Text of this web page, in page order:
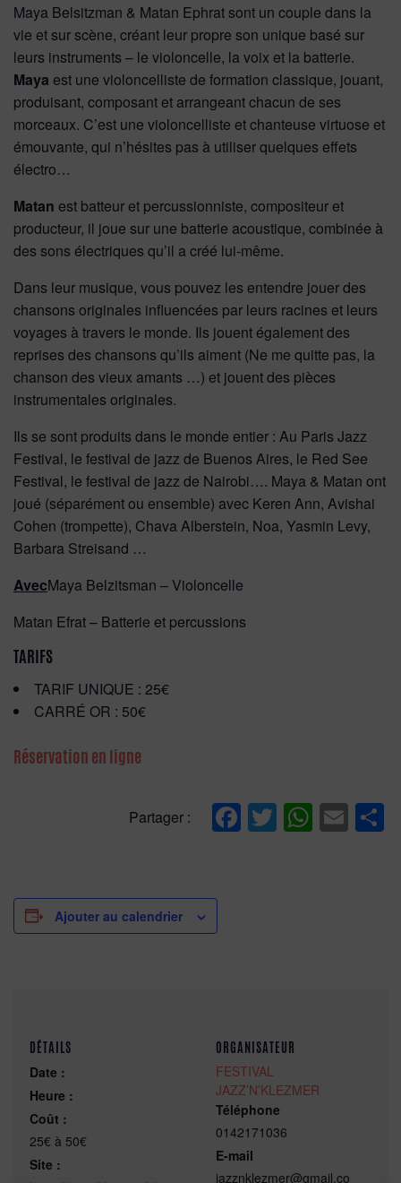
Maya Belsitzman & Matan Ephrat sont un couple dans la
vie et sur scène, créant leur propre son unique basé sur
leurs instruments – le violoncelle, la voix et la batterie.
Maya est une violoncelliste de formation classique, jouant,
produisant, composant et arrangeant chacun de ses
morceaux. C’est une violoncelliste et chanteuse virtuose et
émouvante, qui n’hésites pas à utiliser quelques effets
électro…
Matan est batteur et percussionniste, compositeur et
producteur, il joue sur une batterie acoustique, combinée à
des sons électriques qu’il a créé lui-même.
Dans leur musique, vous pouvez les entendre jouer des
chansons originales influencées par leurs racines et leurs
voyages à travers le monde. Ils jouent également des
reprises des chansons qu’ils aiment (Ne me quitte pas, la
chanson des vieux amants …) et jouent des pièces
instrumentales originales.
Ils se sont produits dans le monde entier : Au Paris Jazz
Festival, le festival de jazz de Buenos Aires, le Red See
Festival, le festival de jazz de Nairobi…. Maya & Matan ont
joué (séparément ou ensemble) avec Keren Ann, Avishai
Cohen (trompette), Chava Alberstein, Noa, Yasmin Levy,
Barbara Streisand …
AvecMaya Belzitsman – Violoncelle
Matan Efrat – Batterie et percussions
TARIFS
TARIF UNIQUE : 25€
CARRÉ OR : 50€
Réservation en ligne
Partager : Facebook
Twitter
Ajouter au calendrier
DÉTAILS
Date :
Heure :
Coût :
25€ à 50€
Site :
ORGANISATEUR
FESTIVAL
JAZZ’N’KLEZMER
Téléphone
0142171036
E-mail
jazznklezmer@gmail.co